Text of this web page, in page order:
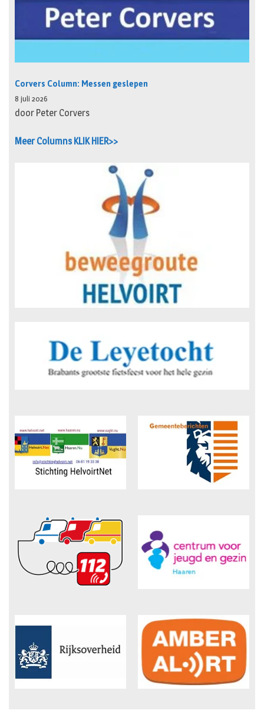
Corvers Column: Messen geslepen
8 juli 2026
door Peter Corvers
Meer Columns KLIK HIER>>